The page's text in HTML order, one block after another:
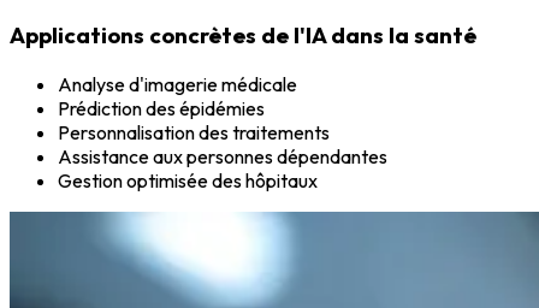
Applications concrètes de l'IA dans la santé
Analyse d'imagerie médicale
Prédiction des épidémies
Personnalisation des traitements
Assistance aux personnes dépendantes
Gestion optimisée des hôpitaux